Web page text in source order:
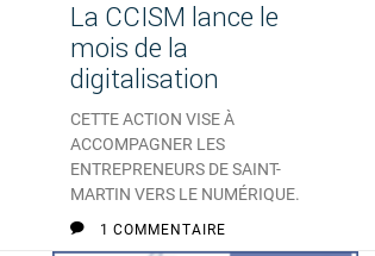
La CCISM lance le
mois de la
digitalisation
CETTE ACTION VISE À
ACCOMPAGNER LES
ENTREPRENEURS DE SAINT-
MARTIN VERS LE NUMÉRIQUE.
1 COMMENTAIRE